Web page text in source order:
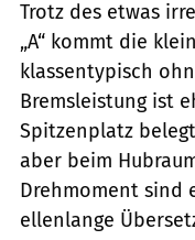
Trotz des etwas
„A“ kommt die
klassentypisch
Bremsleistung ist
Spitzenplatz
aber beim
Drehmoment sind
ellenlange